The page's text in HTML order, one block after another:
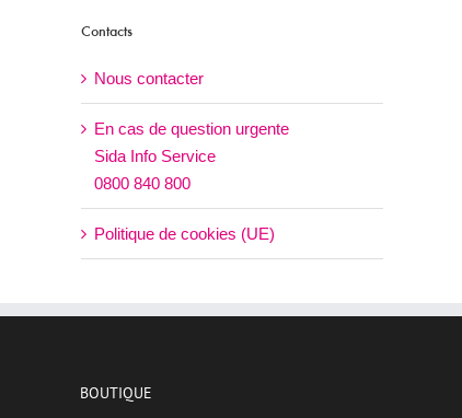
Contacts
Nous contacter
En cas de question urgente
Sida Info Service
0800 840 800
Politique de cookies (UE)
BOUTIQUE